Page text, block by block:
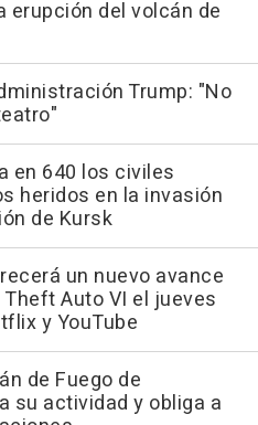
erupción del volcán de
Trump: "No
en 640 los civiles
heridos en la invasión
de Kursk
un nuevo avance
Auto VI el jueves
y YouTube
de Fuego de
su actividad y obliga a